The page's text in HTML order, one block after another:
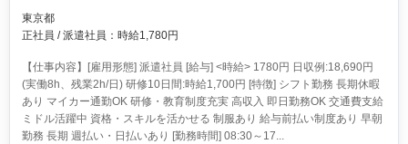
東京都
正社員 / 派遣社員：時給1,780円
【仕事内容】[雇用形態] 派遣社員 [給与] <時給> 1780円 日収例:18,690円
(実働8h、残業2h/日) 研修10日間:時給1,700円 [特徴] シフト勤務 長期休暇
あり マイカー通勤OK 研修・教育制度充実 高収入 即日勤務OK 交通費支給
ミドル活躍中 資格・スキルを活かせる 制服あり 給与前払い制度あり 早朝
勤務 長期 週払い・日払いあり [勤務時間] 08:30～17...